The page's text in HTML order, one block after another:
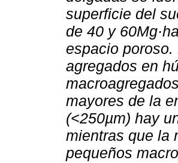
superficie del
de 40 y
espacio
agregados en
mayores de la
(<250µm) hay
mientras que la
pequeños